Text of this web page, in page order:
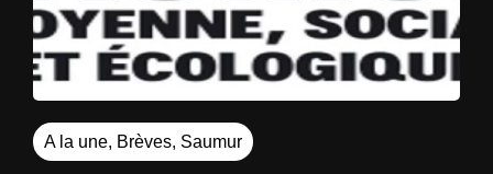
A la une, Brèves, Saumur